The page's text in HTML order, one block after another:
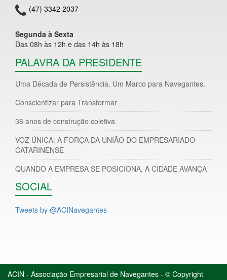
(47) 3342 2037
Segunda à Sexta
Das 08h às 12h e das 14h às 18h
PALAVRA DA PRESIDENTE
Uma Década de Persistência. Um Marco para Navegantes.
Conscientizar para Transformar
36 anos de construção coletiva
VOZ ÚNICA: A FORÇA DA UNIÃO DO EMPRESARIADO
CATARINENSE
QUANDO A EMPRESA SE POSICIONA, A CIDADE AVANÇA
SOCIAL
Tweets by @ACINavegantes
ACIN - Associação Empresarial de Navegantes - © Copyright